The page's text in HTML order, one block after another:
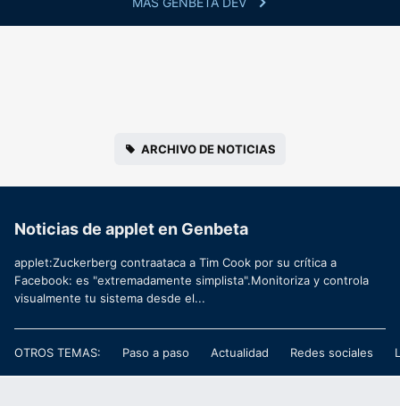
ARCHIVO DE NOTICIAS
Noticias de applet en Genbeta
applet:Zuckerberg contraataca a Tim Cook por su crítica a
Facebook: es "extremadamente simplista".Monitoriza y controla
visualmente tu sistema desde el...
OTROS TEMAS: Paso a paso Actualidad Redes sociales